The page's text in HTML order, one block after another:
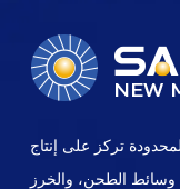
تركز على إنتاج
وسائط الطحن، والخرز